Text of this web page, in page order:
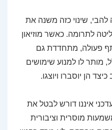
שינוי כזה משנה את
לתרומה. כאשר מוזיאון
פעולה, מתחדדת גם
מותר לו למנוע שימושים
הן יוסברו ויוצגו.
איננו דורש לבטל את
מוסרית וציבורית